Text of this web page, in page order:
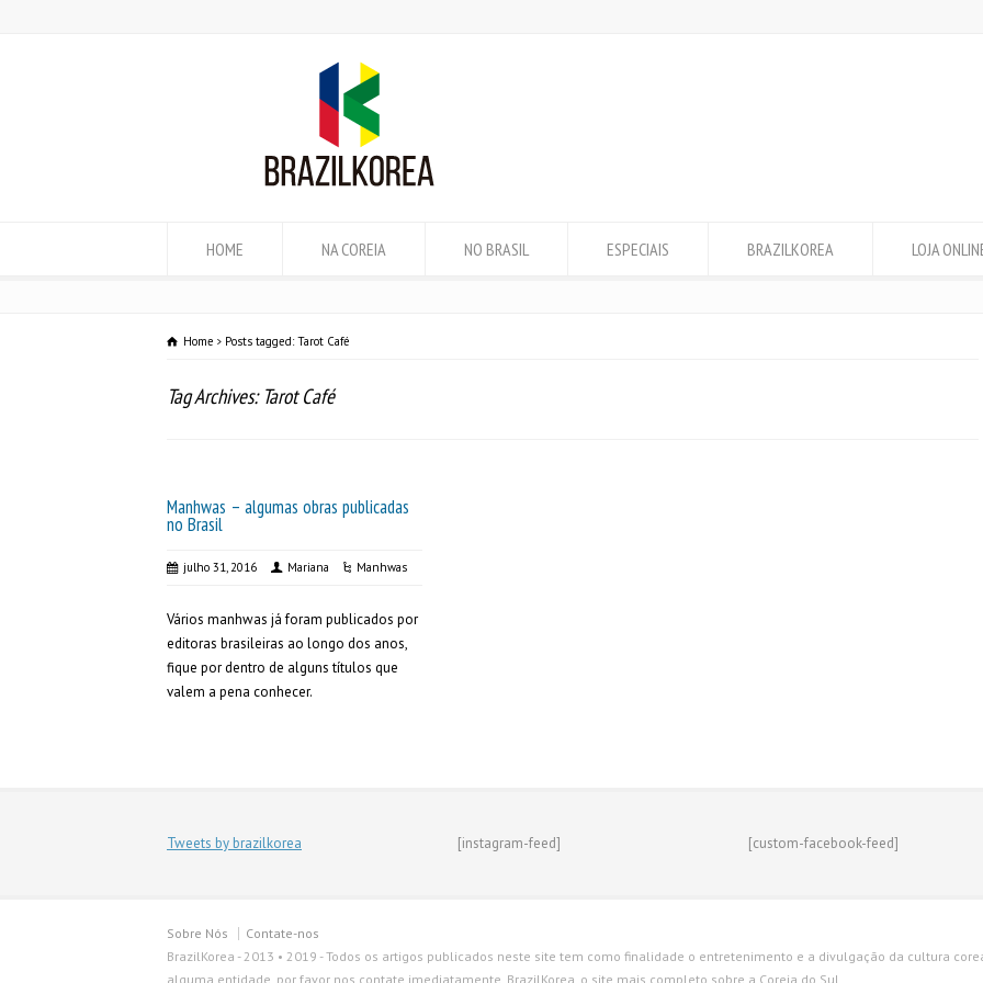
HOME NA COREIA NO BRASIL ESPECIAIS BRAZILKOREA LOJA
Home Posts tagged: Tarot Café
Tag Archives: Tarot Café
Manhwas – algumas obras publicadas
no Brasil
julho 31, 2016 Mariana Manhwas
Vários manhwas já foram publicados por
editoras brasileiras ao longo dos anos,
fique por dentro de alguns títulos que
valem a pena conhecer.
Tweets by brazilkorea [instagram-feed] [custom-facebook-feed]
Sobre Nós
Contate-nos
BrazilKorea - 2013 • 2019 - Todos os artigos publicados neste site tem como finalidade o entretenimento e a divulgação da cultura
alguma entidade, por favor nos contate imediatamente. BrazilKorea, o site mais completo sobre a Coreia do Sul.